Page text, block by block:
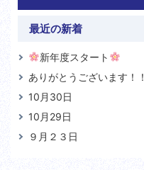
最近の新着
新年度スタート
ありがとうございます！！
10月30日
10月29日
９月２３日